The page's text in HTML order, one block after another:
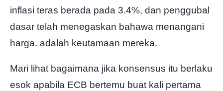
inflasi teras berada pada 3.4%, dan penggubal
dasar telah menegaskan bahawa menangani
harga. adalah keutamaan mereka.
Mari lihat bagaimana jika konsensus itu berlaku
esok apabila ECB bertemu buat kali pertama